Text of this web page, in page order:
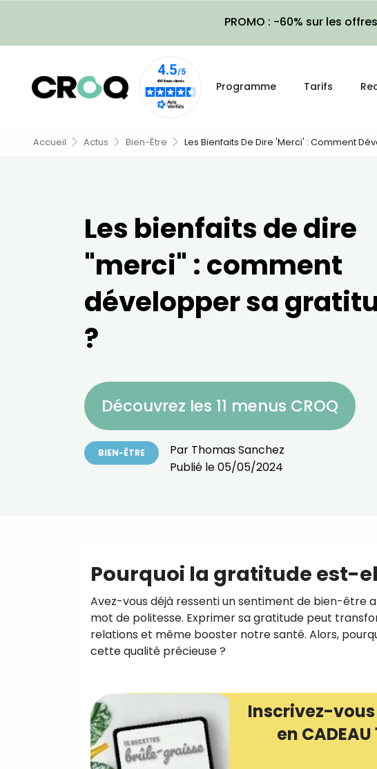
PROMO : -60% sur les
Programme Tarifs
Accueil Actus Bien-Être Les Bienfaits De Dire 'merci' : Comment
Les bienfaits de dire
"merci" : comment
développer sa
?
Découvrez les 11 menus CROQ
BIEN-ÊTRE Par Thomas Sanchez
Publié le05/05/2024
Pourquoi la gratitude est-
Avez-vous déjà ressenti un sentiment de bien-être
mot de politesse. Exprimer sa gratitude peut
relations et même booster notre santé. Alors,
cette qualité précieuse ?
Inscrivez-
en CADEAU